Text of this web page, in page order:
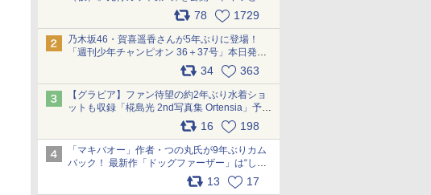
るランジェリーカットなど新たな挑戦
78 1729
乃木坂46・賀喜遥香さんが5年ぶりに登場！
「週刊少年チャンピオン 36＋37号」本日発
売 pic.x.com/2Mo85ZlRvK
34 363
【グラビア】ファン待望の約2年ぶり水着ショ
ットも収録「椛島光 2nd写真集 Ortensia」予約
16 198
「マキバオー」作者・つの丸氏が9年ぶりカム
バック！ 最新作「ドッグファーザー」は“しゃ
べらない動物”とのリアルな暮らしを描く 「も
うこれ以上の幸せはない」……一緒に暮らす愛
13 17